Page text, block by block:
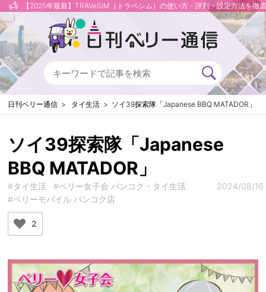
【2025年最新】TRAVeSIM（トラベシム）の使い方・評判・設定方法を徹
日刊ベリー通信 タイ生活 ソイ39探索隊「Japanese BBQ MATADOR」
ソイ39探索隊「Japanese
BBQ MATADOR」
#タイ生活
#ベリー女子会 バンコク・タイ生活
#ベリーモバイル バンコク店
2024/08/16
2